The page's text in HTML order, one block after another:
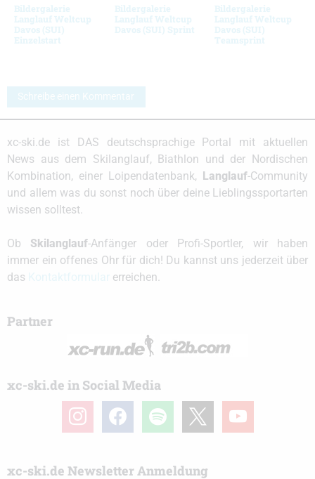
Bildergalerie
Langlauf Weltcup
Davos (SUI)
Einzelstart
Bildergalerie
Langlauf Weltcup
Davos (SUI) Sprint
Bildergalerie
Langlauf Weltcup
Davos (SUI)
Teamsprint
Schreibe einen Kommentar
xc-ski.de ist DAS deutschsprachige Portal mit aktuellen
News aus dem Skilanglauf, Biathlon und der Nordischen
Kombination, einer Loipendatenbank,
Langlauf-Community
und allem was du sonst noch über deine Lieblingssportarten
wissen solltest.
Ob Skilanglauf-Anfänger oder Profi-Sportler, wir haben
immer ein offenes Ohr für dich! Du kannst uns jederzeit über
das
erreichen.
Partner
xc-ski.de in Social Media
instagramfacebook spotify youtube
xc-ski.de Newsletter Anmeldung